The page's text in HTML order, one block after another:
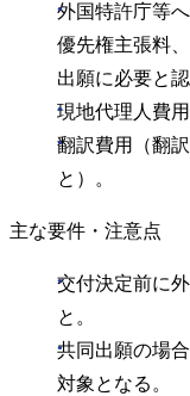
外国特許庁等
優先権主張料
出願に必要と
現地代理人費
翻訳費用（翻
と）。
主な要件・注意点
交付決定前に
と。
共同出願の場
対象となる。